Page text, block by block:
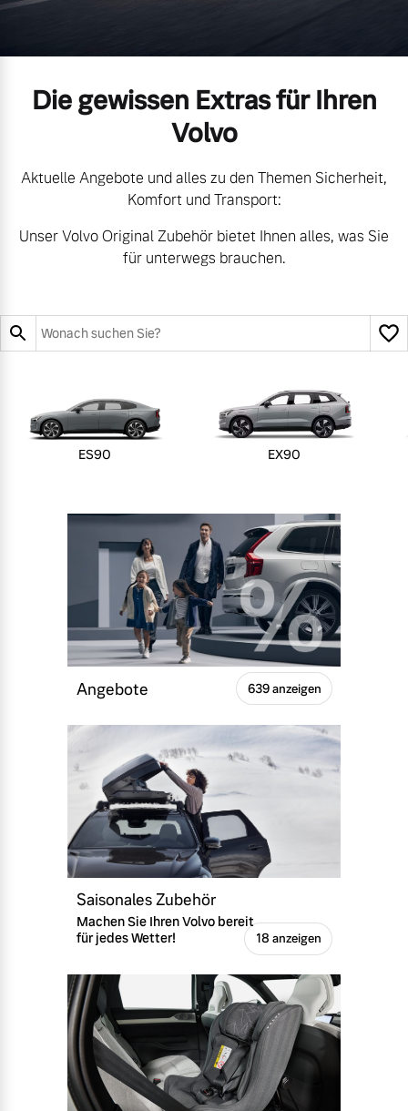
Aktuelle Zubehörangebote
Service by Volvo
Die gewissen Extras für Ihren
Volvo
Aktuelle Angebote und alles zu den Themen Sicherheit,
Komfort und Transport:
Unser Volvo Original Zubehör bietet Ihnen alles, was Sie
für unterwegs brauchen.
ES90 EX90
Angebote 639 anzeigen
Saisonales Zubehör
Machen Sie Ihren Volvo bereit
für jedes Wetter!
18 anzeigen